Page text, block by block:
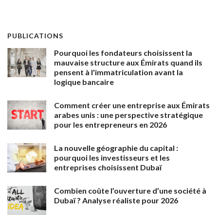
PUBLICATIONS
Pourquoi les fondateurs choisissent la
mauvaise structure aux Émirats quand ils
pensent à l'immatriculation avant la
logique bancaire
Comment créer une entreprise aux Émirats
arabes unis : une perspective stratégique
pour les entrepreneurs en 2026
La nouvelle géographie du capital :
pourquoi les investisseurs et les
entreprises choisissent Dubaï
Combien coûte l’ouverture d’une société à
Dubaï ? Analyse réaliste pour 2026